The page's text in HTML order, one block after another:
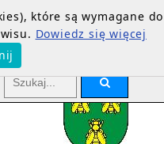
które są wymagane do
Dowiedz się więcej